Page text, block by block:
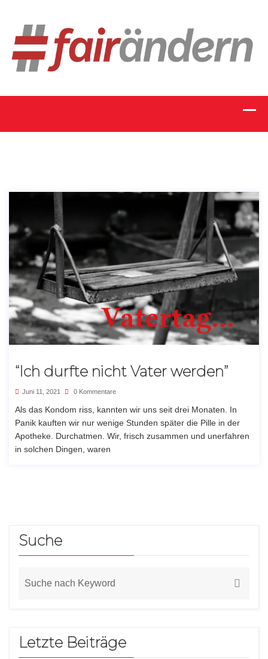
“Ich durfte nicht Vater werden”
Juni 11, 2021 0 Kommentare
Als das Kondom riss, kannten wir uns seit drei Monaten. In
Panik kauften wir nur wenige Stunden später die Pille in der
Apotheke. Durchatmen. Wir, frisch zusammen und unerfahren
in solchen Dingen, waren
Suche
Letzte Beiträge